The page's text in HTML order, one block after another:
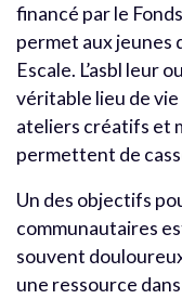
financé par le
permet aux jeunes
Escale. L’asbl leur
véritable lieu de
ateliers créatifs et
permettent de
Un des objectifs
communautaires
souvent
une ressource